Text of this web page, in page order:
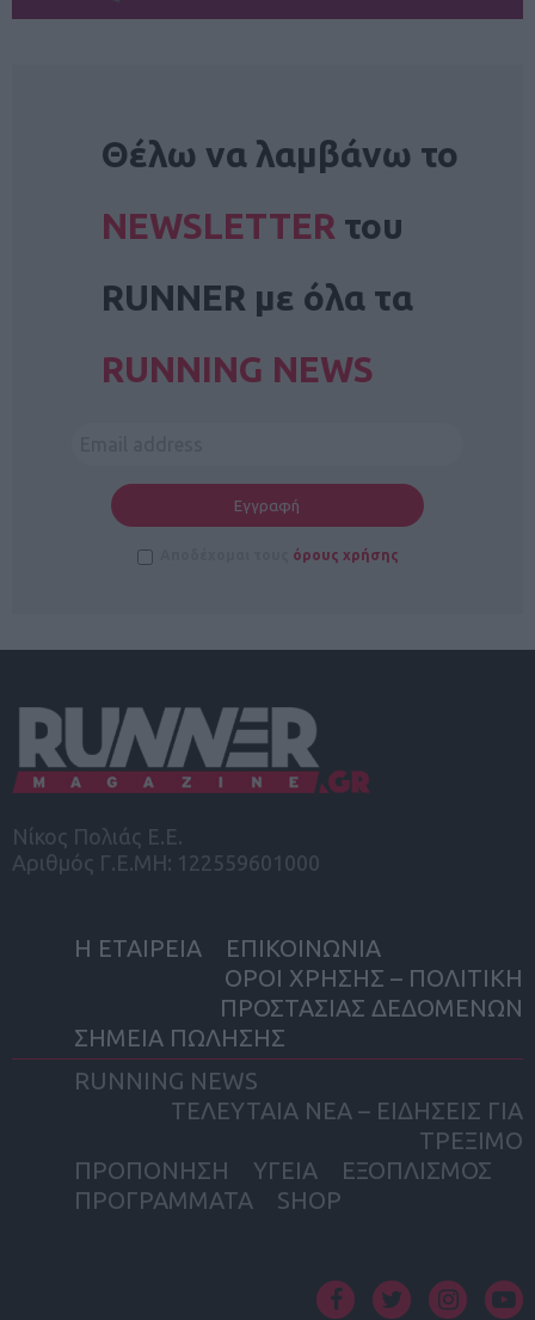
Θέλω να λαμβάνω το
NEWSLETTER του
RUNNER με όλα τα
RUNNING NEWS
όρους χρήσης
Νίκος Πολιάς Ε.Ε.
Αριθμός Γ.Ε.ΜΗ: 122559601000
Η ΕΤΑΙΡΕΙΑ
ΕΠΙΚΟΙΝΩΝΙΑ
ΟΡΟΙ ΧΡΗΣΗΣ – ΠΟΛΙΤΙΚΗ
ΠΡΟΣΤΑΣΙΑΣ ΔΕΔΟΜΕΝΩΝ
ΣΗΜΕΙΑ ΠΩΛΗΣΗΣ
RUNNING NEWS
ΤΕΛΕΥΤΑΙΑ ΝΕΑ – ΕΙΔΗΣΕΙΣ ΓΙΑ
ΤΡΕΞΙΜΟ
ΠΡΟΠΟΝΗΣΗ
ΥΓΕΙΑ
ΕΞΟΠΛΙΣΜΟΣ
ΠΡΟΓΡΑΜΜΑΤΑ
SHOP